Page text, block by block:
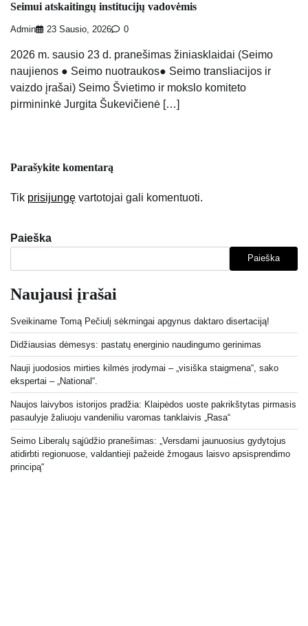
Seimui atskaitingų institucijų vadovėmis
Admin 23 Sausio, 2026 0
2026 m. sausio 23 d. pranešimas žiniasklaidai (Seimo
naujienos ● Seimo nuotraukos● Seimo transliacijos ir
vaizdo įrašai) Seimo Švietimo ir mokslo komiteto
pirmininkė Jurgita Šukevičienė […]
Parašykite komentarą
Tik prisijungę vartotojai gali komentuoti.
Paieška
Paieška
Naujausi įrašai
Sveikiname Tomą Pečiulį sėkmingai apgynus daktaro disertaciją!
Didžiausias dėmesys: pastatų energinio naudingumo gerinimas
Nauji juodosios mirties kilmės įrodymai – „visiška staigmena“, sako
ekspertai – „National“.
Naujos laivybos istorijos pradžia: Klaipėdos uoste pakrikštytas pirmasis
pasaulyje žaliuoju vandeniliu varomas tanklaivis „Rasa“
Seimo Liberalų sąjūdžio pranešimas: „Versdami jaunuosius gydytojus
atidirbti regionuose, valdantieji pažeidė žmogaus laisvo apsisprendimo
principą“